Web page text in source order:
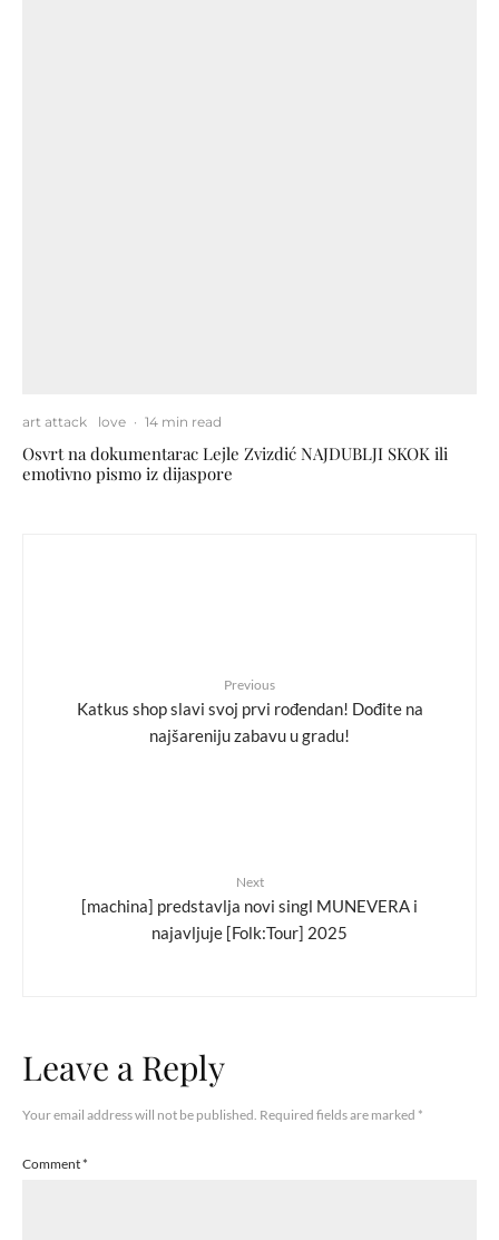
art attack love · 14 min read
Osvrt na dokumentarac Lejle Zvizdić NAJDUBLJI SKOK ili
emotivno pismo iz dijaspore
Previous
Katkus shop slavi svoj prvi rođendan! Dođite na
najšareniju zabavu u gradu!
Next
[machina] predstavlja novi singl MUNEVERA i
najavljuje [Folk:Tour] 2025
Leave a Reply
Your email address will not be published. Required fields are marked *
Comment*